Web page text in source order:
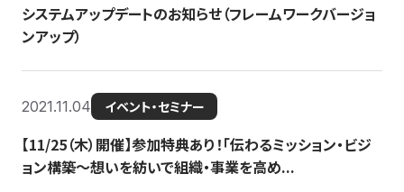
システムアップデートのお知らせ（フレームワークバージョ
ンアップ）
2021.11.04 イベント・セミナー
【11/25（木）開催】参加特典あり！「伝わるミッション・ビジ
ョン構築〜想いを紡いで組織・事業を高め...